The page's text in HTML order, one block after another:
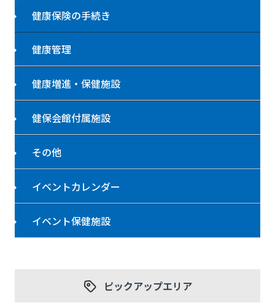
健康保険の手続き
健康管理
健康増進・保健施設
健保会館付属施設
その他
イベントカレンダー
イベント保健施設
ピックアップエリア